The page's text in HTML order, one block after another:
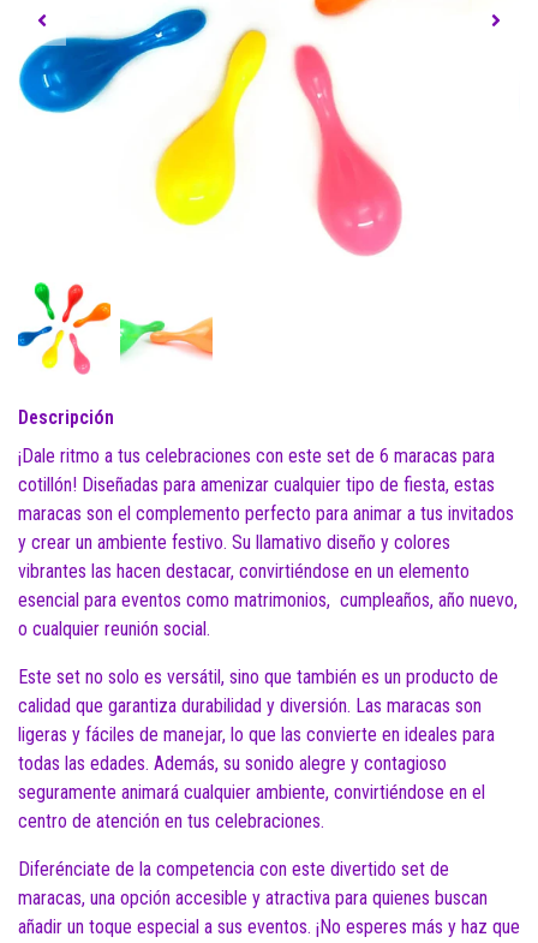
Descripción
¡Dale ritmo a tus celebraciones con este set de 6 maracas para
cotillón! Diseñadas para amenizar cualquier tipo de fiesta, estas
maracas son el complemento perfecto para animar a tus invitados
y crear un ambiente festivo. Su llamativo diseño y colores
vibrantes las hacen destacar, convirtiéndose en un elemento
esencial para eventos como matrimonios, cumpleaños, año nuevo,
o cualquier reunión social.
Este set no solo es versátil, sino que también es un producto de
calidad que garantiza durabilidad y diversión. Las maracas son
ligeras y fáciles de manejar, lo que las convierte en ideales para
todas las edades. Además, su sonido alegre y contagioso
seguramente animará cualquier ambiente, convirtiéndose en el
centro de atención en tus celebraciones.
Diferénciate de la competencia con este divertido set de
maracas, una opción accesible y atractiva para quienes buscan
añadir un toque especial a sus eventos. ¡No esperes más y haz que